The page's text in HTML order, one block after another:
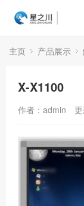
主页 产品展示
X-X1100
作者：admin